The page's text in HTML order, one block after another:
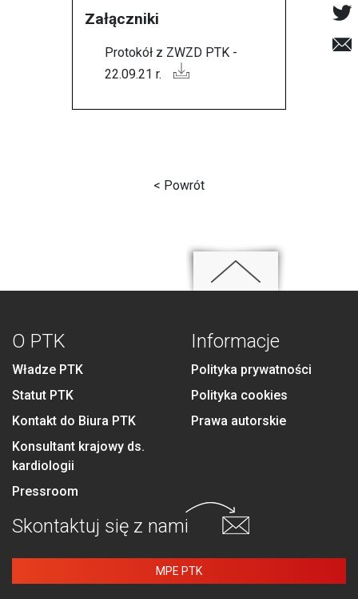
Załączniki
Protokół z ZWZD PTK -
22.09.21 r.
< Powrót
O PTK
Władze PTK
Statut PTK
Kontakt do Biura PTK
Konsultant krajowy ds.
kardiologii
Pressroom
Informacje
Polityka prywatności
Polityka cookies
Prawa autorskie
Skontaktuj się z nami
MPE PTK